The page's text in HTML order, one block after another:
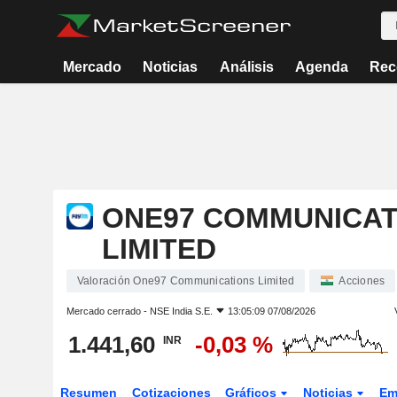
Mercado Noticias Análisis Agenda
ONE97
LIMITED
Valoración One97 Communications Limited Acciones
Mercado cerrado - NSE India S.E. 13:05:09 07/08/2026
1.441,60 INR -0,03 %
Resumen Cotizaciones Gráficos Noticias